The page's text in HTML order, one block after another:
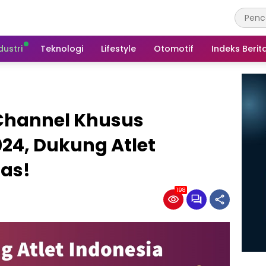
Teknologi Lifestyle Otomotif Indeks
Khusus
Dukung Atlet
198